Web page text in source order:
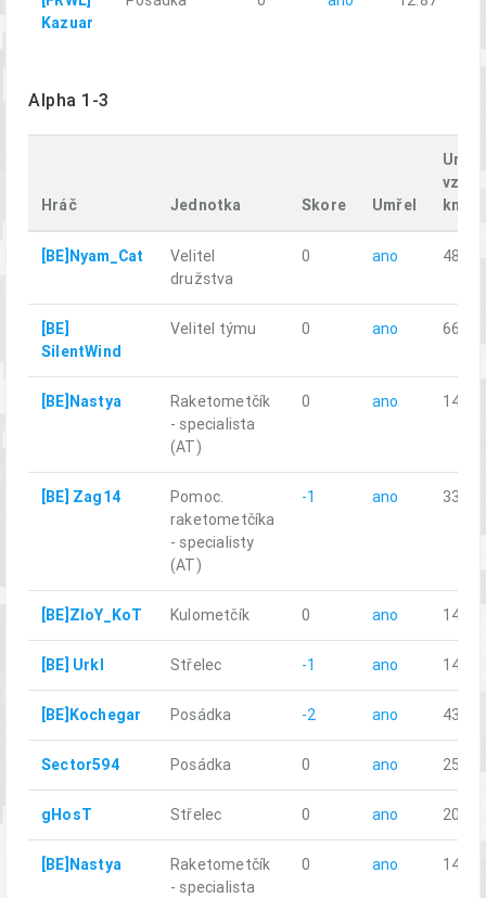
Kazuar
Alpha 1-3
Hráč Jednotka Skore Umřel
km
[BE]Nyam_Cat
Velitel
družstva
0 ano 48.13
[BE]
SilentWind
Velitel týmu 0 ano 66.31
[BE]Nastya
Raketometčík
- specialista
(AT)
0 ano 14.43
[BE] Zag14
Pomoc.
raketometčíka
- specialisty
(AT)
-1 ano 33.86
[BE]ZloY_KoT Kulometčík 0 ano 14.78
[BE] Urkl Střelec -1 ano 14.79
[BE]Kochegar Posádka -2 ano 43.62
Sector594 Posádka 0 ano 25.99
gHosT Střelec 0 ano 20.41
[BE]Nastya
Raketometčík
- specialista
0 ano 14.43